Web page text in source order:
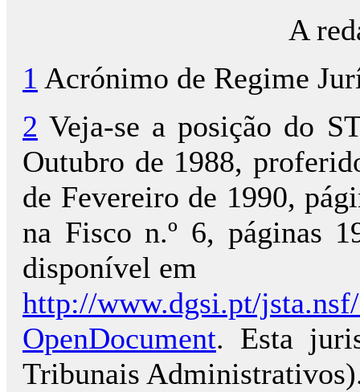
A
1 Acrónimo de Regime
2 Veja-se a posição do
Outubro de 1988,
de Fevereiro de 1990,
na Fisco n.º 6, páginas
disponível em
http://www.dgsi.pt/
OpenDocument. Esta
Tribunais